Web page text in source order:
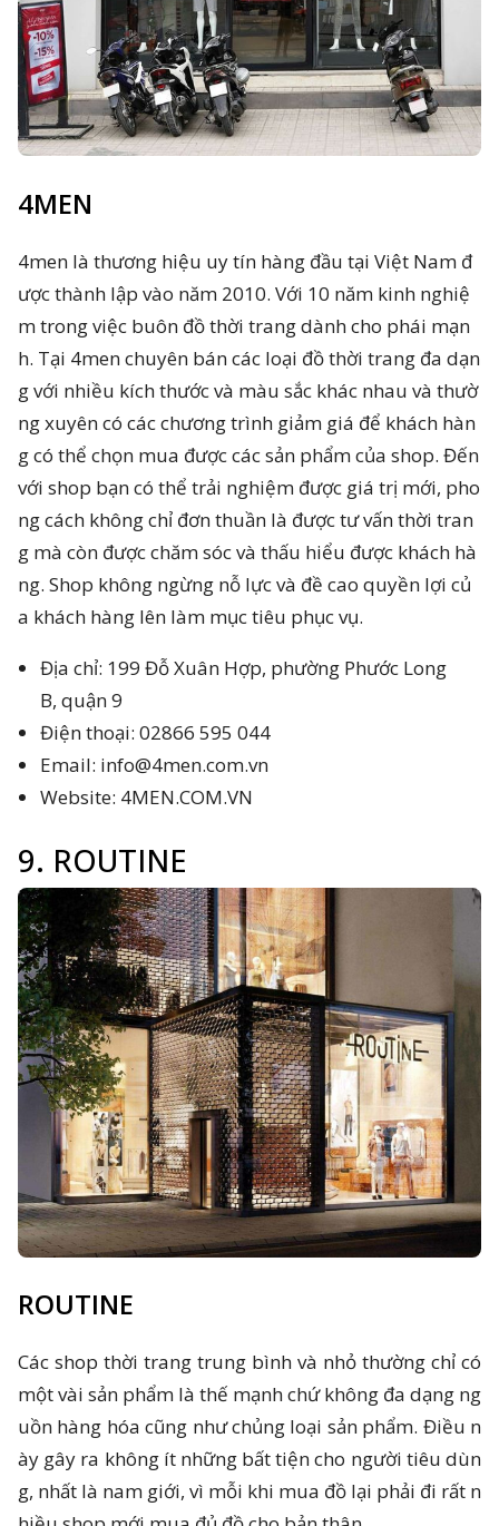
4MEN
4men là thương hiệu uy tín hàng đầu tại Việt Nam đ
ược thành lập vào năm 2010. Với 10 năm kinh nghiệ
m trong việc buôn đồ thời trang dành cho phái mạn
h. Tại 4men chuyên bán các loại đồ thời trang đa dạn
g với nhiều kích thước và màu sắc khác nhau và thườ
ng xuyên có các chương trình giảm giá để khách hàn
g có thể chọn mua được các sản phẩm của shop. Đến
với shop bạn có thể trải nghiệm được giá trị mới, pho
ng cách không chỉ đơn thuần là được tư vấn thời tran
g mà còn được chăm sóc và thấu hiểu được khách hà
ng. Shop không ngừng nỗ lực và đề cao quyền lợi củ
a khách hàng lên làm mục tiêu phục vụ.
Địa chỉ: 199 Đỗ Xuân Hợp, phường Phước Long
B, quận 9
Điện thoại: 02866 595 044
Email: info@4men.com.vn
Website: 4MEN.COM.VN
9. ROUTINE
ROUTINE
Các shop thời trang trung bình và nhỏ thường chỉ có
một vài sản phẩm là thế mạnh chứ không đa dạng ng
uồn hàng hóa cũng như chủng loại sản phẩm. Điều n
ày gây ra không ít những bất tiện cho người tiêu dùn
g, nhất là nam giới, vì mỗi khi mua đồ lại phải đi rất n